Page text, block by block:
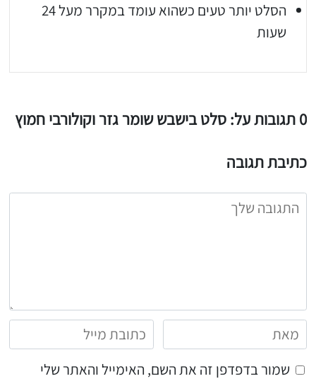
הסלט יותר טעים כשהוא עומד במקרר מעל 24
שעות
0 תגובות על: סלט בישבש שומר גזר וקולורבי חמוץ
כתיבת תגובה
שמור בדפדפן זה את השם, האימייל והאתר שלי